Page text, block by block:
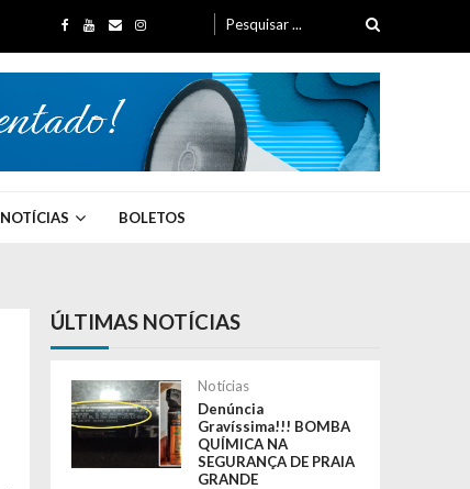
Search for:
NOTÍCIAS BOLETOS
ÚLTIMAS NOTÍCIAS
Notícias
Denúncia
Gravíssima!!! BOMBA
QUÍMICA NA
SEGURANÇA DE PRAIA
GRANDE